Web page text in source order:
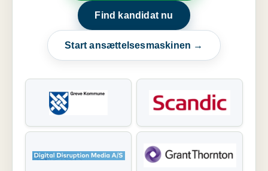
Find kandidat nu
Start ansættelsesmaskinen →